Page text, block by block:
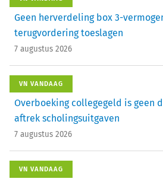
Geen herverdeling box 3-
terugvordering toeslagen
7 augustus 2026
VN VANDAAG
Overboeking collegegeld is geen
aftrek scholingsuitgaven
7 augustus 2026
VN VANDAAG